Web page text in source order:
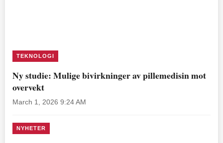
TEKNOLOGI
Ny studie: Mulige bivirkninger av pillemedisin mot
overvekt
March 1, 2026 9:24 AM
NYHETER